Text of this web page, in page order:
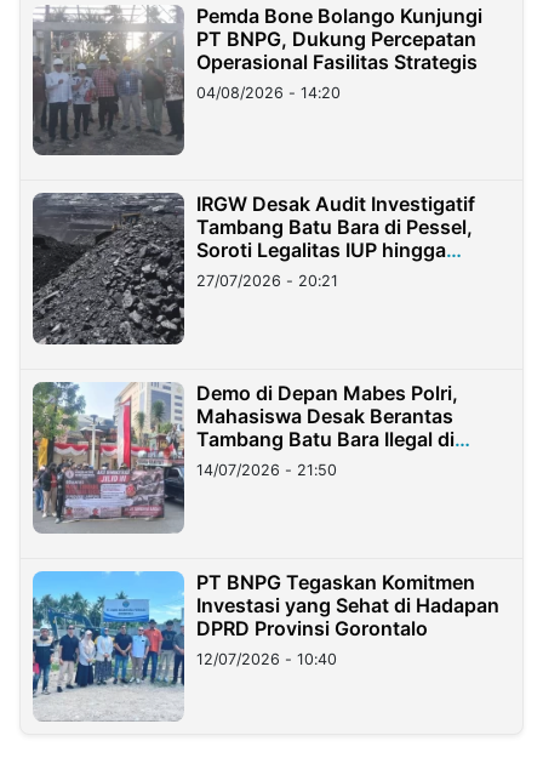
Pemda Bone Bolango Kunjungi
PT BNPG, Dukung Percepatan
Operasional Fasilitas Strategis
04/08/2026 - 14:20
IRGW Desak Audit Investigatif
Tambang Batu Bara di Pessel,
Soroti Legalitas IUP hingga
Stockpile
27/07/2026 - 20:21
Demo di Depan Mabes Polri,
Mahasiswa Desak Berantas
Tambang Batu Bara Ilegal di
Lampung
14/07/2026 - 21:50
PT BNPG Tegaskan Komitmen
Investasi yang Sehat di Hadapan
DPRD Provinsi Gorontalo
12/07/2026 - 10:40